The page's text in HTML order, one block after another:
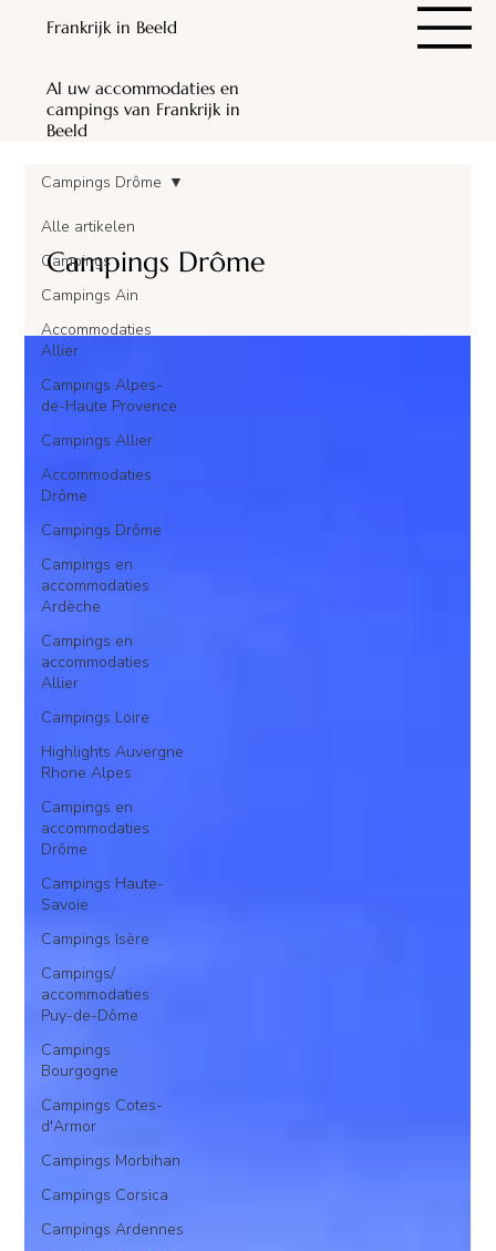
Frankrijk in Beeld
Al uw accommodaties en
campings van Frankrijk in
Beeld
Alle artikelen
Campings
Campings Ain
Accommodaties
Allier
Campings Alpes-
de-Haute Provence
Campings Allier
Accommodaties
Drôme
Campings Drôme
Campings en
accommodaties
Ardèche
Campings en
accommodaties
Allier
Campings Loire
Highlights Auvergne
Rhone Alpes
Campings en
accommodaties
Drôme
Campings Haute-
Savoie
Campings Isère
Campings/
accommodaties
Puy-de-Dôme
Campings
Bourgogne
Campings Cotes-
d'Armor
Campings Morbihan
Campings Corsica
Campings Ardennes
Campings Drôme
Campings Drôme